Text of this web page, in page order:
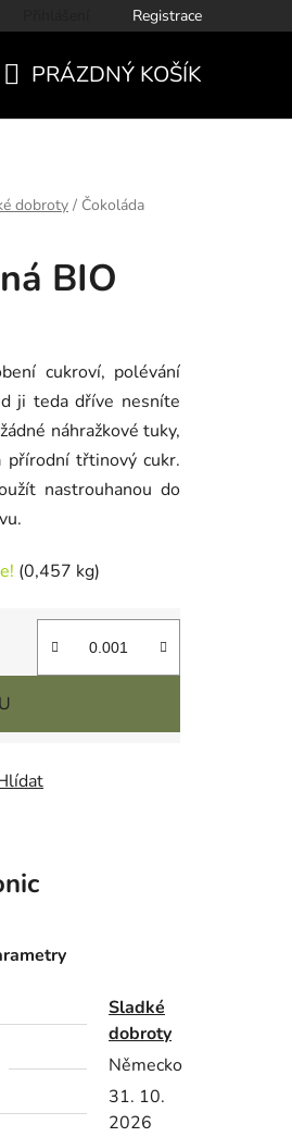
Registrace
PRÁZDNÝ KOŠÍK
dobroty / Čokoláda
BIO
cukroví, polévání
ji teda dříve nesníte
náhražkové tuky,
přírodní třtinový cukr.
nastrouhanou do
(0,457 kg)
Sladké
dobroty
Německo
31. 10.
2026